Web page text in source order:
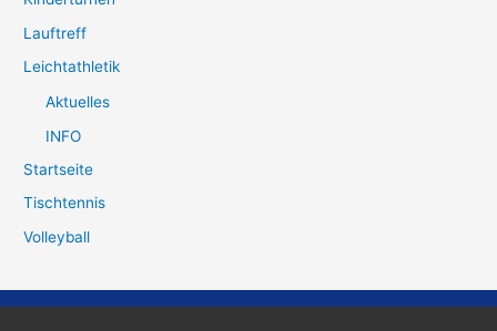
Lauftreff
Leichtathletik
Aktuelles
INFO
Startseite
Tischtennis
Volleyball